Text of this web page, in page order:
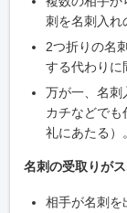
刺を名刺入れ
2つ折りの名
する代わりに
万が一、名刺
カチなどでも
礼にあたる）。
名刺の受取りが
相手が名刺を